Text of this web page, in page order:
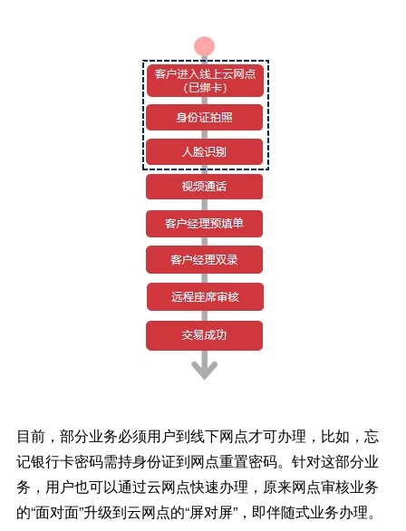
目前，部分业务必须用户到线下网点才可办理，比如，忘
记银行卡密码需持身份证到网点重置密码。针对这部分业
务，用户也可以通过云网点快速办理，原来网点审核业务
的“面对面”升级到云网点的“屏对屏”，即伴随式业务办理。